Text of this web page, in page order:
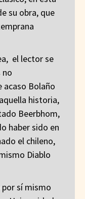
su obra, que
el lector se
no
acaso Bolaño
historia,
Beerbhom,
haber sido en
el chileno,
Diablo
sí mismo